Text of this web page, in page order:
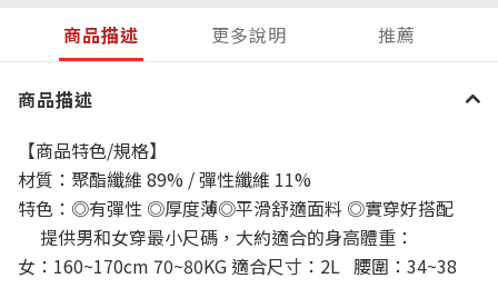
商品描述 更多說明 推薦
商品描述
【商品特色/規格】
材質： 聚酯纖維 89% / 彈性纖維 11%
特色：◎有彈性 ◎厚度薄◎平滑舒適面料 ◎實穿好搭配
提供男和女穿最小尺碼，大約適合的身高體重：
女： 160~170cm 70~80KG 適合尺寸： 2L 腰圍： 34~38